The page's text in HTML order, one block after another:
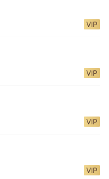
VIP
VIP
VIP
VIP